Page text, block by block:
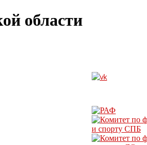
области